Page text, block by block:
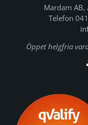
Mardam AB,
Telefon
Öppet helgfria